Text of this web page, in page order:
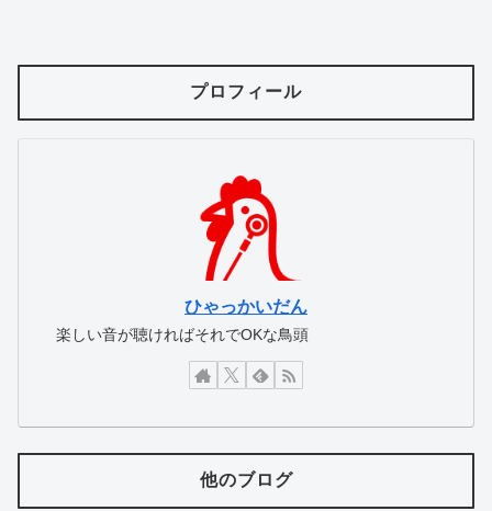
プロフィール
ひゃっかいだん
楽しい音が聴ければそれでOKな鳥頭
他のブログ